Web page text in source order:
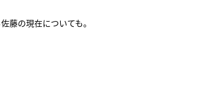
藤の現在についても。